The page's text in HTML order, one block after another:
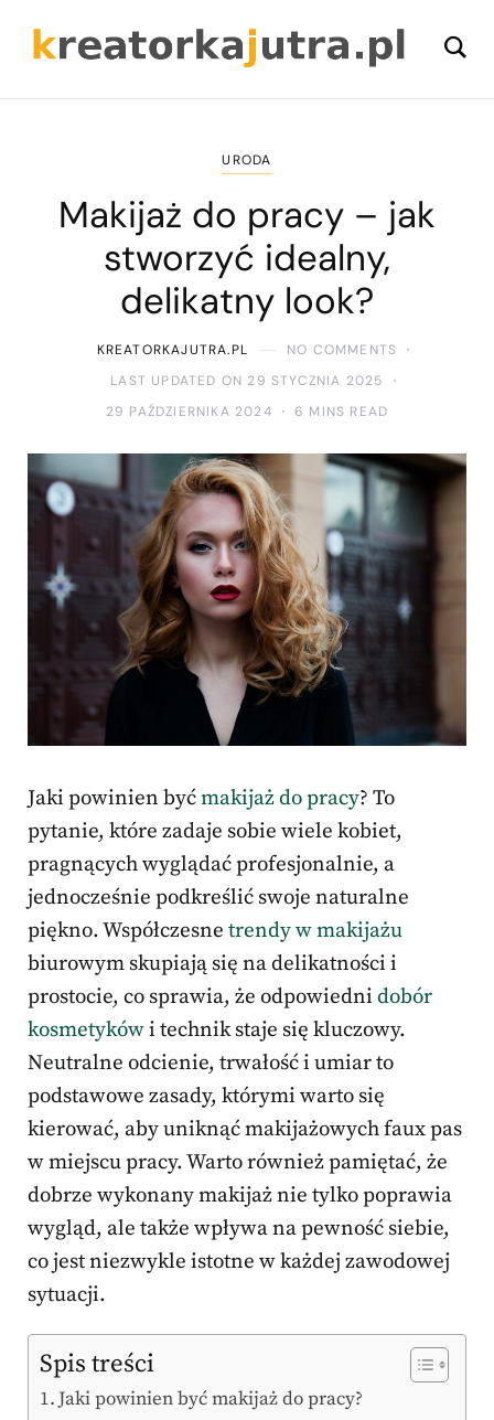
URODA
Makijaż do pracy – jak
stworzyć idealny,
delikatny look?
KREATORKAJUTRA.PL
NO COMMENTS
LAST UPDATED ON 29 STYCZNIA 2025
29 PAŹDZIERNIKA 2024
6 MINS READ
Jaki powinien byćmakijaż do pracy? To
pytanie, które zadaje sobie wiele kobiet,
pragnących wyglądać profesjonalnie, a
jednocześnie podkreślić swoje naturalne
piękno. Współczesne trendy w makijażu
biurowym skupiają się na delikatności i
prostocie, co sprawia, że odpowiedni dobór
kosmetykówi technik staje się kluczowy.
Neutralne odcienie, trwałość i umiar to
podstawowe zasady, którymi warto się
kierować, aby uniknąć makijażowych faux pas
w miejscu pracy. Warto również pamiętać, że
dobrze wykonany makijaż nie tylko poprawia
wygląd, ale także wpływa na pewność siebie,
co jest niezwykle istotne w każdej zawodowej
sytuacji.
Spis treści
Jaki powinien być makijaż do pracy?